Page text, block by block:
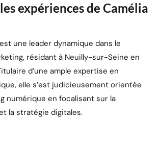
expériences de Camélia
une leader dynamique dans le
résidant à Neuilly-sur-Seine en
d’une ample expertise en
elle s’est judicieusement orientée
numérique en focalisant sur la
la stratégie digitales.